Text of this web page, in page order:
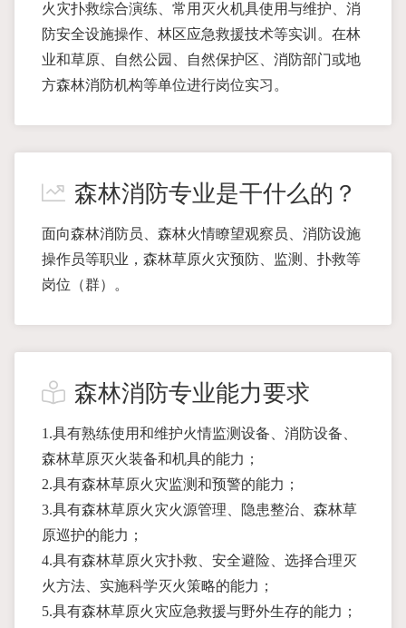
火灾扑救综合演练、常用灭火机具使用与维护、消
防安全设施操作、林区应急救援技术等实训。在林
业和草原、自然公园、自然保护区、消防部门或地
方森林消防机构等单位进行岗位实习。
森林消防专业是干什么的？
面向森林消防员、森林火情瞭望观察员、消防设施
操作员等职业，森林草原火灾预防、监测、扑救等
岗位（群）。
森林消防专业能力要求
1.具有熟练使用和维护火情监测设备、消防设备、
森林草原灭火装备和机具的能力；
2.具有森林草原火灾监测和预警的能力；
3.具有森林草原火灾火源管理、隐患整治、森林草
原巡护的能力；
4.具有森林草原火灾扑救、安全避险、选择合理灭
火方法、实施科学灭火策略的能力；
5.具有森林草原火灾应急救援与野外生存的能力；